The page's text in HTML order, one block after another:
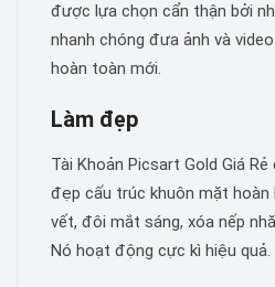
được lựa chọn cẩn thận bởi
nhanh chóng đưa ảnh và
hoàn toàn mới.
Làm đẹp
Tài Khoản Picsart Gold Giá
đẹp cấu trúc khuôn mặt hoàn
vết, đôi mắt sáng, xóa nếp
Nó hoạt động cực kì hiệu quả.